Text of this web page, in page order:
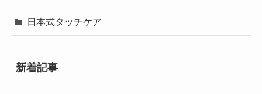
日本式タッチケア
新着記事